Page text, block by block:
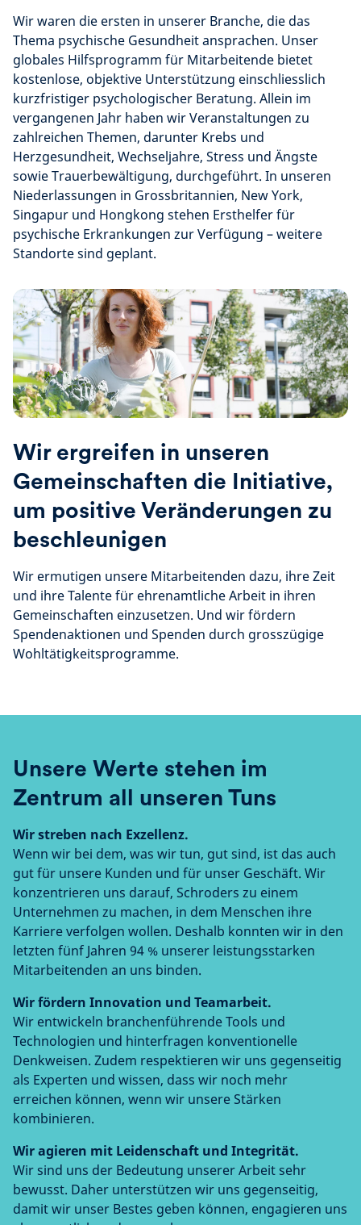
Wir waren die ersten in unserer Branche, die das
Thema psychische Gesundheit ansprachen. Unser
globales Hilfsprogramm für Mitarbeitende bietet
kostenlose, objektive Unterstützung einschliesslich
kurzfristiger psychologischer Beratung. Allein im
vergangenen Jahr haben wir Veranstaltungen zu
zahlreichen Themen, darunter Krebs und
Herzgesundheit, Wechseljahre, Stress und Ängste
sowie Trauerbewältigung, durchgeführt. In unseren
Niederlassungen in Grossbritannien, New York,
Singapur und Hongkong stehen Ersthelfer für
psychische Erkrankungen zur Verfügung – weitere
Standorte sind geplant.
Wir ergreifen in unseren
Gemeinschaften die Initiative,
um positive Veränderungen zu
beschleunigen
Wir ermutigen unsere Mitarbeitenden dazu, ihre Zeit
und ihre Talente für ehrenamtliche Arbeit in ihren
Gemeinschaften einzusetzen. Und wir fördern
Spendenaktionen und Spenden durch grosszügige
Wohltätigkeitsprogramme.
Unsere Werte stehen im
Zentrum all unseren Tuns
Wir streben nach Exzellenz.
Wenn wir bei dem, was wir tun, gut sind, ist das auch
gut für unsere Kunden und für unser Geschäft. Wir
konzentrieren uns darauf, Schroders zu einem
Unternehmen zu machen, in dem Menschen ihre
Karriere verfolgen wollen. Deshalb konnten wir in den
letzten fünf Jahren 94 % unserer leistungsstarken
Mitarbeitenden an uns binden.
Wir fördern Innovation und Teamarbeit.
Wir entwickeln branchenführende Tools und
Technologien und hinterfragen konventionelle
Denkweisen. Zudem respektieren wir uns gegenseitig
als Experten und wissen, dass wir noch mehr
erreichen können, wenn wir unsere Stärken
kombinieren.
Wir agieren mit Leidenschaft und Integrität.
Wir sind uns der Bedeutung unserer Arbeit sehr
bewusst. Daher unterstützen wir uns gegenseitig,
damit wir unser Bestes geben können, engagieren uns